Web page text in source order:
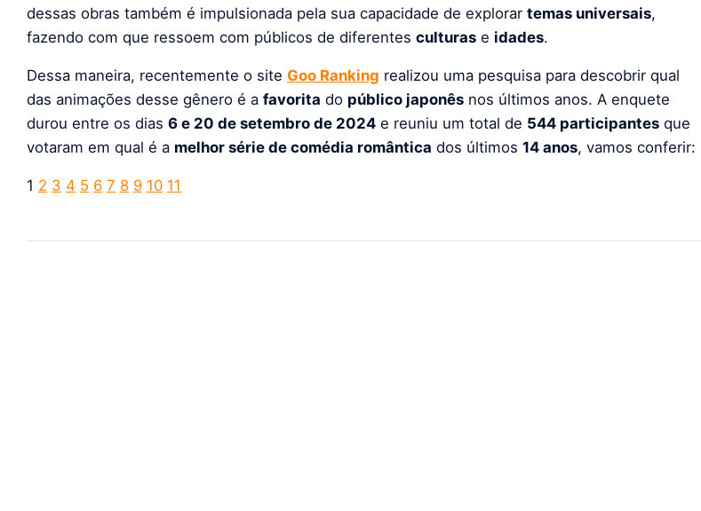
dessas obras também é impulsionada pela sua capacidade de explorar temas universais,
fazendo com que ressoem com públicos de diferentes culturas e idades.
Dessa maneira, recentemente o site Goo Ranking realizou uma pesquisa para descobrir qual
das animações desse gênero é a favorita do público japonês nos últimos anos. A enquete
durou entre os dias 6 e 20 de setembro de 2024 e reuniu um total de 544 participantes que
votaram em qual é a melhor série de comédia romântica dos últimos 14 anos, vamos conferir:
1 2 3 4 5 6 7 8 9 10 11